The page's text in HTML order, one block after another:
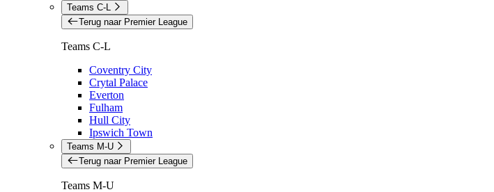
Teams C-L
Terug naar Premier League
Teams C-L
Coventry City
Crytal Palace
Everton
Fulham
Hull City
Ipswich Town
Teams M-U
Terug naar Premier League
Teams M-U